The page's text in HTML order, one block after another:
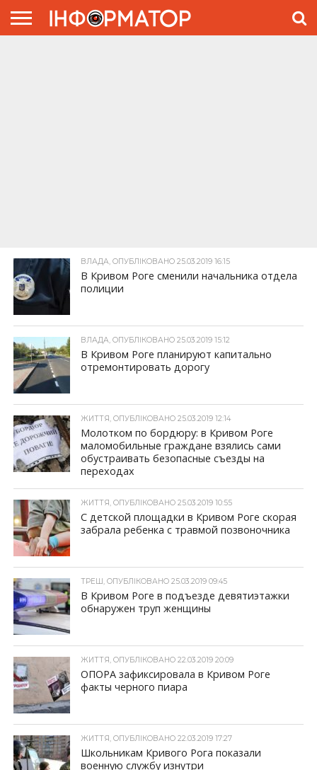
ВЛАДА, ОПУБЛІКОВАНО 25.03.2019 16:15
В Кривом Роге сменили начальника отдела
полиции
ВЛАДА, ОПУБЛІКОВАНО 25.03.2019 15:12
В Кривом Роге планируют капитально
отремонтировать дорогу
ЖИТТЯ, ОПУБЛІКОВАНО 25.03.2019 12:14
Молотком по бордюру: в Кривом Роге
маломобильные граждане взялись сами
обустраивать безопасные съезды на
переходах
ЖИТТЯ, ОПУБЛІКОВАНО 25.03.2019 10:55
С детской площадки в Кривом Роге скорая
забрала ребенка с травмой позвоночника
ТРЕШ, ОПУБЛІКОВАНО 25.03.2019 09:45
В Кривом Роге в подъезде девятиэтажки
обнаружен труп женщины
ЖИТТЯ, ОПУБЛІКОВАНО 22.03.2019 20:09
ОПОРА зафиксировала в Кривом Роге
факты черного пиара
ЖИТТЯ, ОПУБЛІКОВАНО 22.03.2019 17:27
Школьникам Кривого Рога показали
военную службу изнутри